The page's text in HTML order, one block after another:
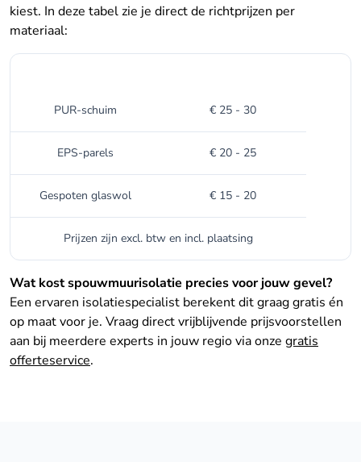
kiest. In deze tabel zie je direct de richtprijzen per
materiaal:
PUR-schuim € 25 - 30
EPS-parels € 20 - 25
Gespoten glaswol € 15 - 20
Prijzen zijn excl. btw en incl. plaatsing
Wat kost spouwmuurisolatie precies voor jouw gevel?
Een ervaren isolatiespecialist berekent dit graag gratis én
op maat voor je. Vraag direct vrijblijvende prijsvoorstellen
aan bij meerdere experts in jouw regio via onze gratis
offerteservice.